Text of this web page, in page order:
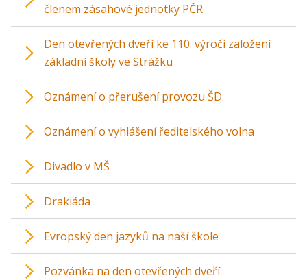
členem zásahové jednotky PČR
Den otevřených dveří ke 110. výročí založení
základní školy ve Strážku
Oznámení o přerušení provozu ŠD
Oznámení o vyhlášení ředitelského volna
Divadlo v MŠ
Drakiáda
Evropský den jazyků na naší škole
Pozvánka na den otevřených dveří